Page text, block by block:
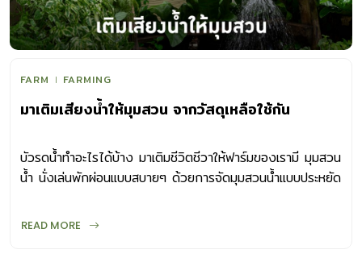
FARM FARMING
มาเติมเสียงน้ำให้มุมสวน จากวัสดุเหลือใช้กัน
บัวรดน้ำทำอะไรได้บ้าง มาเติมชีวิตชีวาให้ฟาร์มของเรามี มุมสวน
น้ำ นั่งเล่นพักผ่อนแบบสบายๆ ด้วยการจัดมุมสวนน้ำแบบประหยัด
READ MORE